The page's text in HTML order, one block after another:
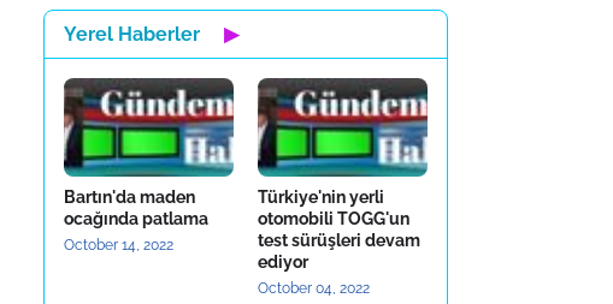
Yerel Haberler ▶
Bartın'da maden
ocağında patlama
October 14, 2022
Türkiye'nin yerli
otomobili TOGG'un
test sürüşleri devam
ediyor
October 04, 2022